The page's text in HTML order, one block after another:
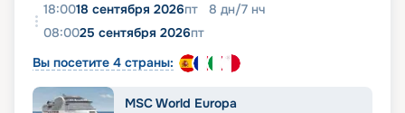
18:0018 сентября 2026пт 8 дн/7 нч
08:0025 сентября 2026пт
Вы посетите 4 страны:
MSC World Europa